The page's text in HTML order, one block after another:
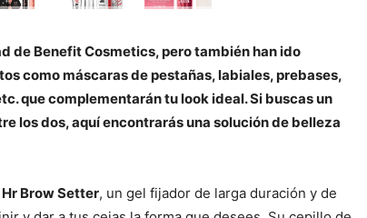
de Benefit Cosmetics, pero también han ido
como máscaras de pestañas, labiales, prebases,
que complementarán tu look ideal. Si buscas un
los dos, aquí encontrarás una solución de belleza
Brow Setter, un gel fijador de larga duración y de